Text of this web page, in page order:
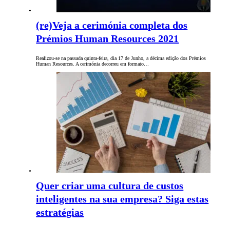
(re)Veja a cerimónia completa dos
Prémios Human Resources 2021
Realizou-se na passada quinta-feira, dia 17 de Junho, a décima edição dos Prémios
Human Resources. A cerimónia decorreu em formato…
Quer criar uma cultura de custos
inteligentes na sua empresa? Siga estas
estratégias